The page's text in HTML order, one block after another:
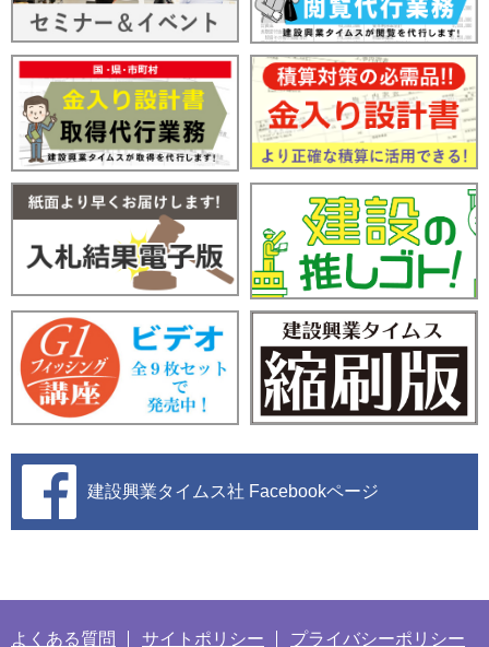
建設興業タイムス社 Facebookページ
よくある質問 サイトポリシー プライバシーポリシー